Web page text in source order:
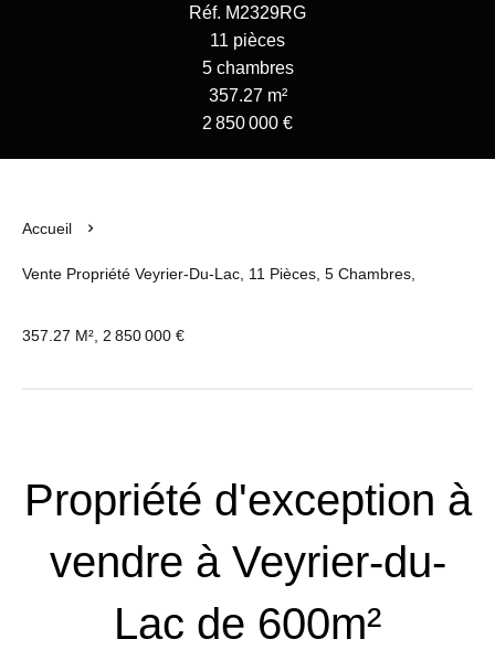
Réf. M2329RG
11 pièces
5 chambres
357.27 m²
2 850 000 €
Accueil
Vente Propriété Veyrier-Du-Lac, 11 Pièces, 5 Chambres,
357.27 M², 2 850 000 €
Propriété d'exception à
vendre à Veyrier-du-
Lac de 600m²